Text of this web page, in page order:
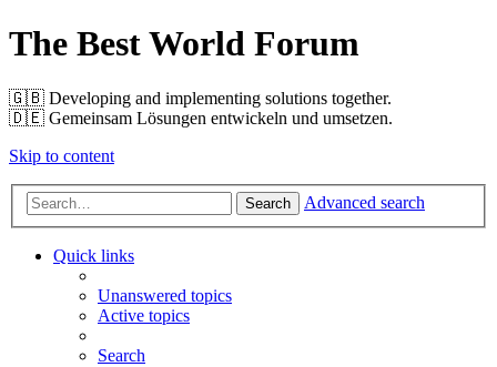
The Best World Forum
🇬🇧️ Developing and implementing solutions together.
🇩🇪️ Gemeinsam Lösungen entwickeln und umsetzen.
Skip to content
Search Advanced search
Quick links
Unanswered topics
Active topics
Search